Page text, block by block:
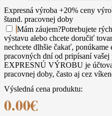
Expresná výroba +20% ceny
štand. pracovnej doby
Mám záujem?Potrebujete
výstavu alebo chcete doručiť
nechcete dlhšie čakať,
pracovných dní od pripísaní
EXPRESNÚ VÝROBU je
pracovnej doby, často aj cez
Výsledná cena produktu:
0.00€